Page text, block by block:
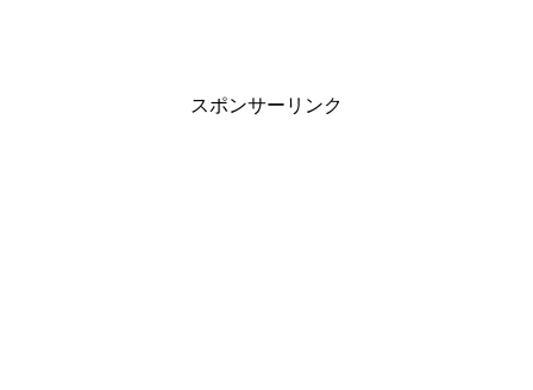
スポンサーリンク